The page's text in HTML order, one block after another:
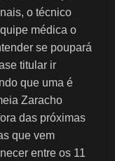
o técnico
médica o
se poupará
titular ir
que uma é
Zaracho
das próximas
que vem
entre os 11